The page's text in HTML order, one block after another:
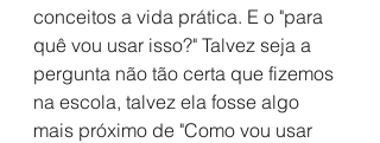
conceitos a vida prática. E o "para
quê vou usar isso?" Talvez seja a
pergunta não tão certa que fizemos
na escola, talvez ela fosse algo
mais próximo de "Como vou usar